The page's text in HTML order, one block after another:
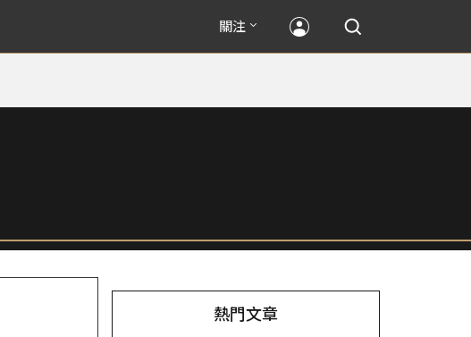
關注
熱門文章